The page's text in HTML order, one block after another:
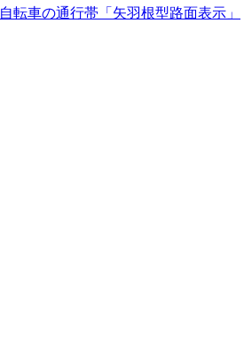
自転車の通行帯「矢羽根型路面表示」